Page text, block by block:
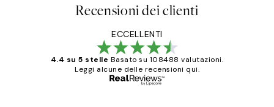
Recensioni dei clienti
ECCELLENTI
4.4 su 5 stelle Basato su 108488 valutazioni.
Leggi alcune delle recensioni qui.